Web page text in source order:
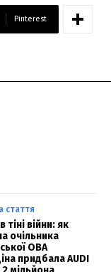
Pinterest
стаття
тіні війни: як
очільника
ОВА
придбала AUDI